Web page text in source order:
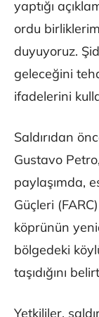
yaptığı
ordu
duyuyoruz.
geleceğini
ifadelerini
Saldırıdan
Gustavo
paylaşımda,
Güçleri
köprünün
bölgedeki
taşıdığını
Yetkililer,